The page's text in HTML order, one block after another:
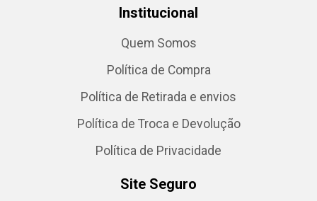
Institucional
Quem Somos
Política de Compra
Política de Retirada e envios
Política de Troca e Devolução
Política de Privacidade
Site Seguro